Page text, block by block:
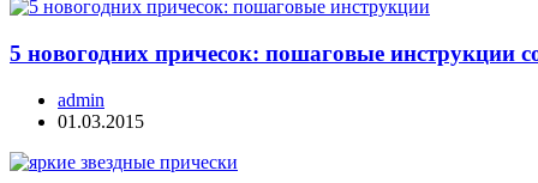
5 новогодних причесок: пошаговые инструкции
admin
01.03.2015